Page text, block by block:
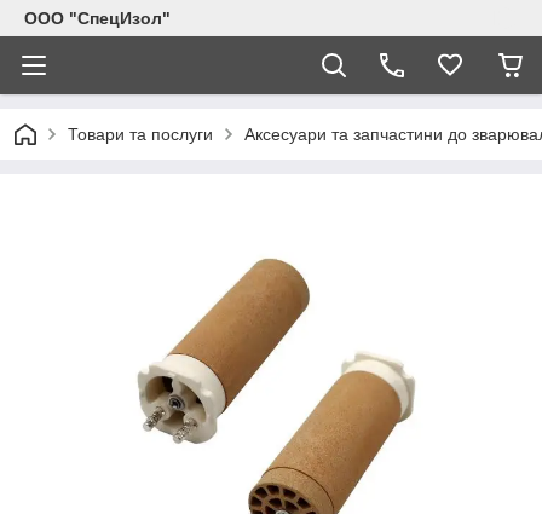
ООО "СпецИзол"
Товари та послуги Аксесуари та запчастини до